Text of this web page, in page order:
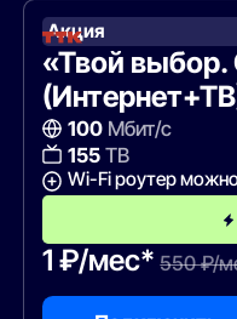
Акция
«Твой
100Мбит/с
155ТВ
Wi-Fi роутер
1 ₽/мес* 550 ₽/